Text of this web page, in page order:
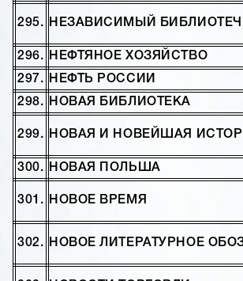
295. НЕЗАВИСИМЫЙ
296. НЕФТЯНОЕ ХОЗЯЙСТВО
297. НЕФТЬ РОССИИ
298. НОВАЯ БИБЛИОТЕКА
299. НОВАЯ И НОВЕЙШАЯ
300. НОВАЯ ПОЛЬША
301. НОВОЕ ВРЕМЯ
302. НОВОЕ ЛИТЕРАТУРНОЕ